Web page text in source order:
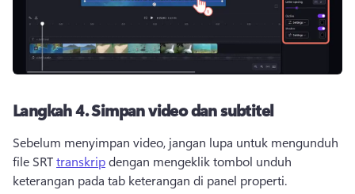
Langkah 4.Simpan video dan subtitel
Sebelum menyimpan video, jangan lupa untuk mengunduh
file SRT transkrip dengan mengeklik tombol unduh